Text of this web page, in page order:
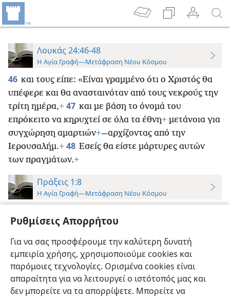
Ρυθμίσεις Απορρήτου
Για να σας προσφέρουμε την καλύτερη δυνατή
εμπειρία χρήσης, χρησιμοποιούμε cookies και
παρόμοιες τεχνολογίες. Ορισμένα cookies είναι
απαραίτητα για να λειτουργεί ο ιστότοπός μας και
δεν μπορείτε να τα απορρίψετε. Μπορείτε να
Λουκάς 24:46-48
Η Αγία Γραφή—Μετάφραση Νέου Κόσμου
46 και τους είπε: «Είναι γραμμένο ότι ο Χριστός θα
υπέφερε και θα ανασταινόταν από τους νεκρούς την
τρίτη ημέρα,+ 47 και με βάση το όνομά του
επρόκειτο να κηρυχτεί σε όλα τα έθνη+ μετάνοια για
συγχώρηση αμαρτιών+—αρχίζοντας από την
Ιερουσαλήμ.+ 48 Εσείς θα είστε μάρτυρες αυτών
των πραγμάτων.+
Πράξεις 1:8
Η Αγία Γραφή—Μετάφραση Νέου Κόσμου
έρθει πάνω σας+και θα είστε μάρτυρές
Ιερουσαλήμ,+σε όλη την Ιουδαία και τη Σαμάρεια,
και ως το πιο απομακρυσμένο μέρος * της γης».